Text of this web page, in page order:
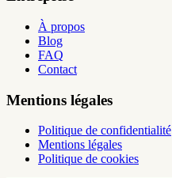
À propos
Blog
FAQ
Contact
Mentions légales
Politique de confidentialité
Mentions légales
Politique de cookies